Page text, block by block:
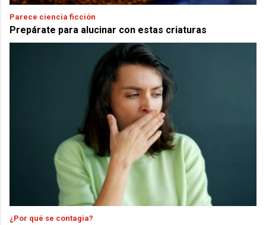
Parece ciencia ficción
Prepárate para alucinar con estas criaturas
¿Por qué se contagia?